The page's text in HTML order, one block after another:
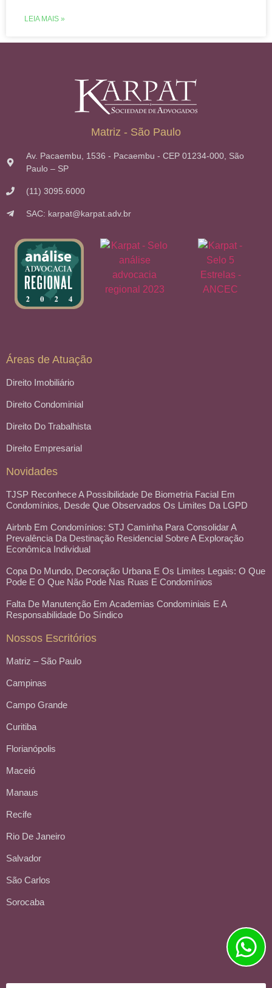
LEIA MAIS »
Matriz - São Paulo
Av. Pacaembu, 1536 - Pacaembu - CEP 01234-000, São
Paulo – SP
(11) 3095.6000
SAC: karpat@karpat.adv.br
Áreas de Atuação
Direito Imobiliário
Direito Condominial
Direito Do Trabalhista
Direito Empresarial
Novidades
TJSP Reconhece A Possibilidade De Biometria Facial Em
Condomínios, Desde Que Observados Os Limites Da LGPD
Airbnb Em Condomínios: STJ Caminha Para Consolidar A
Prevalência Da Destinação Residencial Sobre A Exploração
Econômica Individual
Copa Do Mundo, Decoração Urbana E Os Limites Legais: O Que
Pode E O Que Não Pode Nas Ruas E Condomínios
Falta De Manutenção Em Academias Condominiais E A
Responsabilidade Do Síndico
Nossos Escritórios
Matriz – São Paulo
Campinas
Campo Grande
Curitiba
Florianópolis
Maceió
Manaus
Recife
Rio De Janeiro
Salvador
São Carlos
Sorocaba